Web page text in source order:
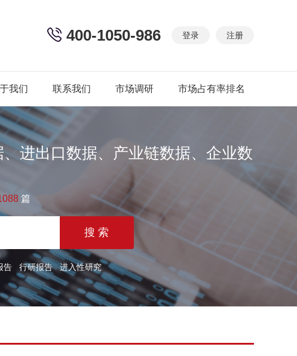
登录 注册
400-1050-986
我们 联系我们 市场调研 市场占有率排名
进出口数据、产业链数据、企业数
篇
告 行研报告 进入性研究